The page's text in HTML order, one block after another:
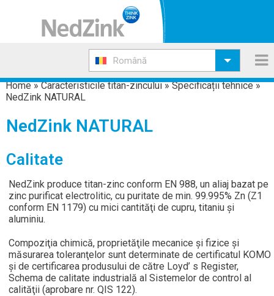
Română
Home»Caracteristicile titan-zincului»Specificații tehnice»
NedZink NATURAL
NedZink NATURAL
Calitate
NedZink produce titan-zinc conform EN 988, un aliaj bazat pe
zinc purificat electrolitic, cu puritate de min. 99.995% Zn (Z1
conform EN 1179) cu mici cantităţi de cupru, titaniu şi
aluminiu.
Compoziţia chimică, proprietăţile mecanice şi fizice și
măsurarea toleranţelor sunt determinate de certificatul KOMO
şi de certificarea produsului de către Loyd’ s Register,
Schema de calitate industrială al Sistemelor de control al
calităţii (aprobare nr. QIS 122).